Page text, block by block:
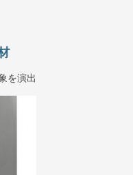
を演出